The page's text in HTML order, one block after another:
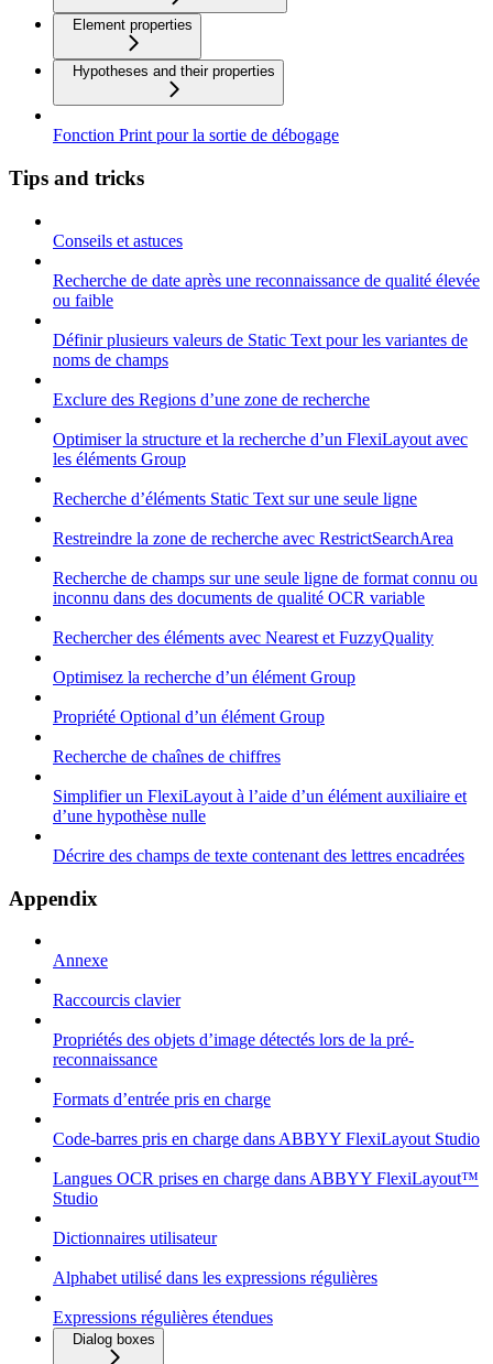
Element properties
Hypotheses and their properties
Fonction Print pour la sortie de débogage
Tips and tricks
Conseils et astuces
Recherche de date après une reconnaissance de qualité élevée
ou faible
Définir plusieurs valeurs de Static Text pour les variantes de
noms de champs
Exclure des Regions d’une zone de recherche
Optimiser la structure et la recherche d’un FlexiLayout avec
les éléments Group
Recherche d’éléments Static Text sur une seule ligne
Restreindre la zone de recherche avec RestrictSearchArea
Recherche de champs sur une seule ligne de format connu ou
inconnu dans des documents de qualité OCR variable
Rechercher des éléments avec Nearest et FuzzyQuality
Optimisez la recherche d’un élément Group
Propriété Optional d’un élément Group
Recherche de chaînes de chiffres
Simplifier un FlexiLayout à l’aide d’un élément auxiliaire et
d’une hypothèse nulle
Décrire des champs de texte contenant des lettres encadrées
Appendix
Annexe
Raccourcis clavier
Propriétés des objets d’image détectés lors de la pré-
reconnaissance
Formats d’entrée pris en charge
Code-barres pris en charge dans ABBYY FlexiLayout Studio
Langues OCR prises en charge dans ABBYY FlexiLayout™
Studio
Dictionnaires utilisateur
Alphabet utilisé dans les expressions régulières
Expressions régulières étendues
Dialog boxes